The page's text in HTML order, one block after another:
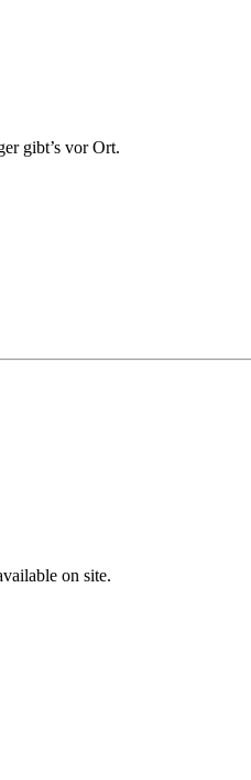
gibt’s vor Ort.
on site.